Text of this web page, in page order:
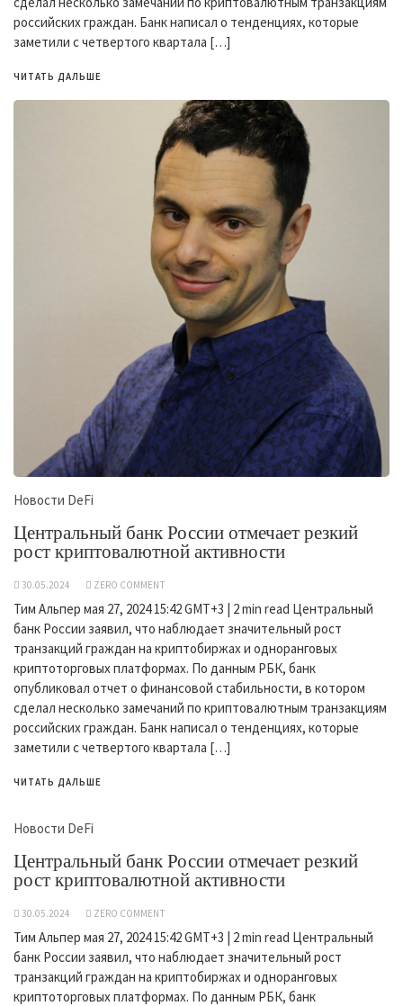
российских граждан. Банк написал о тенденциях, которые
заметили с четвертого квартала […]
ЧИТАТЬ ДАЛЬШЕ
Новости DeFi
Центральный банк России отмечает резкий
рост криптовалютной активности
30.05.2024 ZERO COMMENT
Тим Альпер мая 27, 2024 15:42 GMT+3 | 2 min read Центральный
банк России заявил, что наблюдает значительный рост
транзакций граждан на криптобиржах и одноранговых
криптоторговых платформах. По данным РБК, банк
опубликовал отчет о финансовой стабильности, в котором
сделал несколько замечаний по криптовалютным транзакциям
российских граждан. Банк написал о тенденциях, которые
заметили с четвертого квартала […]
ЧИТАТЬ ДАЛЬШЕ
Новости DeFi
Центральный банк России отмечает резкий
рост криптовалютной активности
30.05.2024 ZERO COMMENT
Тим Альпер мая 27, 2024 15:42 GMT+3 | 2 min read Центральный
банк России заявил, что наблюдает значительный рост
транзакций граждан на криптобиржах и одноранговых
криптоторговых платформах. По данным РБК, банк